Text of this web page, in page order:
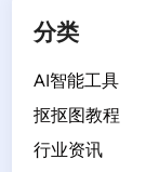
分类
AI智能工具
抠抠图教程
行业资讯